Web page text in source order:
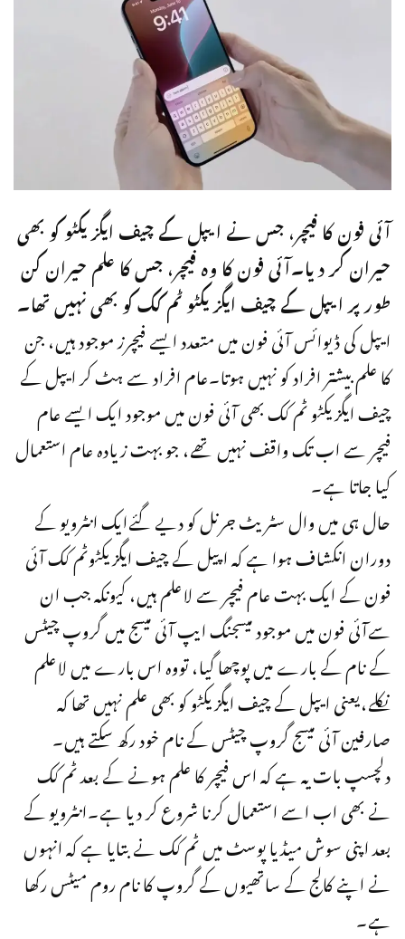
آئی فون کا فیچر، جس نے ایپل کے چیف ایگزیکٹو کو بھی
حیران کر دیا۔آئی فون کا وہ فیچر، جس کا علم حیران کن
طور پر ایپل کے چیف ایگزیکٹو ٹم کک کو بھی نہیں تھا۔
ایپل کی ڈیوائس آئی فون میں متعدد ایسے فیچرز موجود ہیں، جن
کا علم بیشتر افراد کو نہیں ہوتا۔عام افراد سے ہٹ کر ایپل کے
چیف ایگزیکٹو ٹم کک بھی آئی فون میں موجود ایک ایسے عام
فیچر سے اب تک واقف نہیں تھے، جو بہت زیادہ عام استعمال
کیا جاتا ہے۔
حال ہی میں وال سٹریٹ جرنل کو دیے گئےایک انٹرویو کے
دوران انکشاف ہوا ہے کہ اپیل کے چیف ایگزیکٹوٹم کک آئی
فون کے ایک بہت عام فیچر سے لاعلم ہیں، کیونکہ جب ان
سےآئی فون میں موجود میسجنگ ایپ آئی میسج میں گروپ چیٹس
کے نام کے بارے میں پوچھا گیا، تووہ اس بارے میں لاعلم
نکلے،یعنی ایپل کے چیف ایگزیکٹو کو بھی علم نہیں تھا کہ
صارفین آئی میسج گروپ چیٹس کے نام خود رکھ سکتے ہیں۔
دلچسپ بات یہ ہے کہ اس فیچر کا علم ہونے کے بعد ٹم کک
نے بھی اب اسے استعمال کرنا شروع کر دیا ہے۔انٹرویو کے
بعد اپنی سوش میڈیا پوسٹ میں ٹم کک نے بتایا ہے کہ انہوں
نے اپنے کالج کے ساتھیوں کے گروپ کا نام روم میٹس رکھا
ہے۔